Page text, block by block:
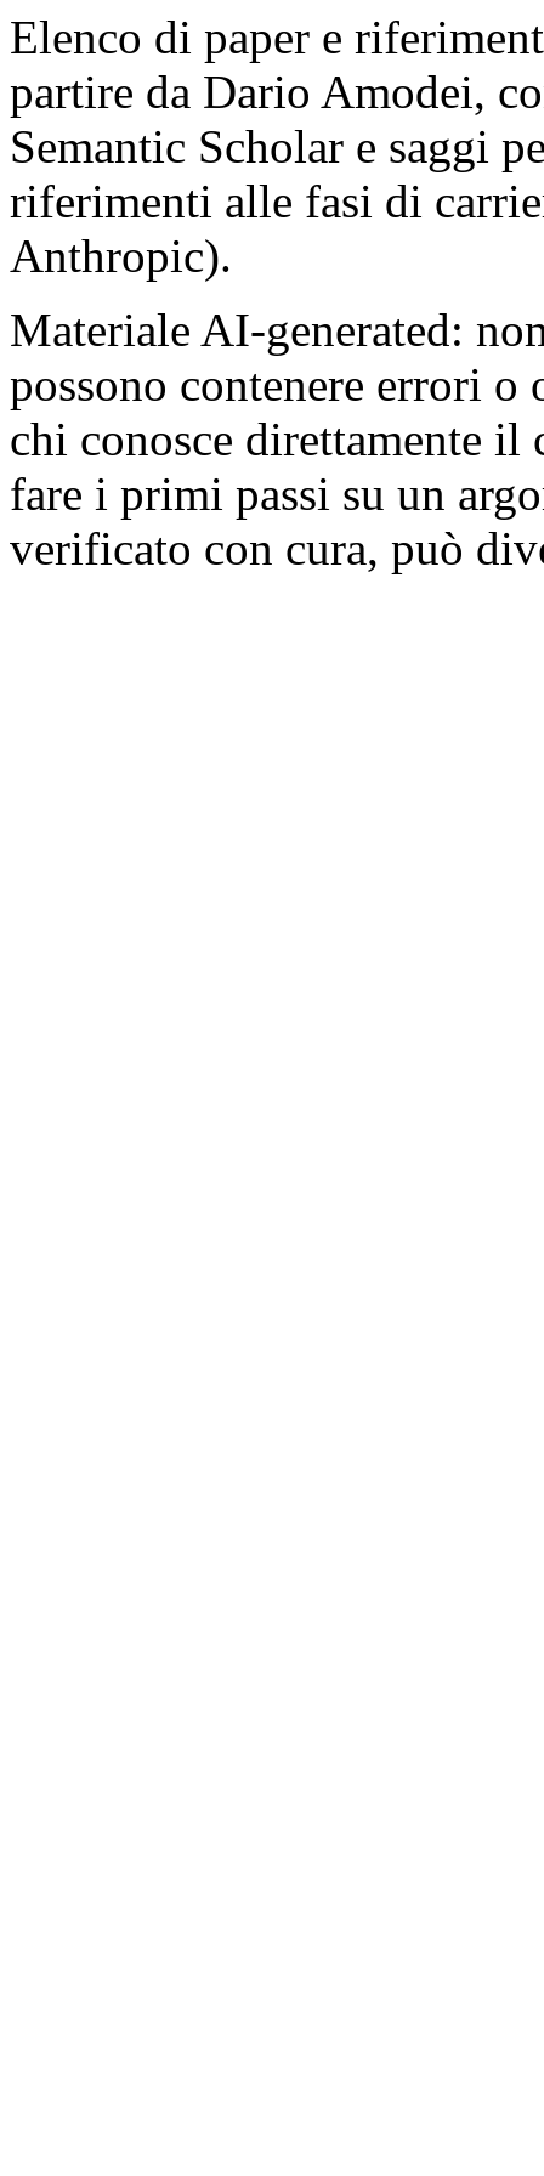
Elenco di paper e
partire da Dario Amodei,
Semantic Scholar e saggi
riferimenti alle fasi di
Anthropic).
Materiale AI-generated:
possono contenere errori
chi conosce direttamente il
fare i primi passi su un
verificato con cura, può